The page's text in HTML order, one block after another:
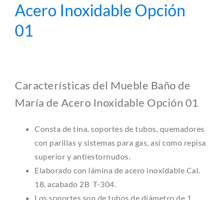
Acero Inoxidable Opción
01
Características del Mueble Baño de
María de Acero Inoxidable Opción 01
Consta de tina, soportes de tubos, quemadores
con parillas y sistemas para gas, así como repisa
superior y antiestornudos.
Elaborado con lámina de acero inoxidable Cal.
18, acabado 2B T-304.
Los soportes son de tubos de diámetro de 1